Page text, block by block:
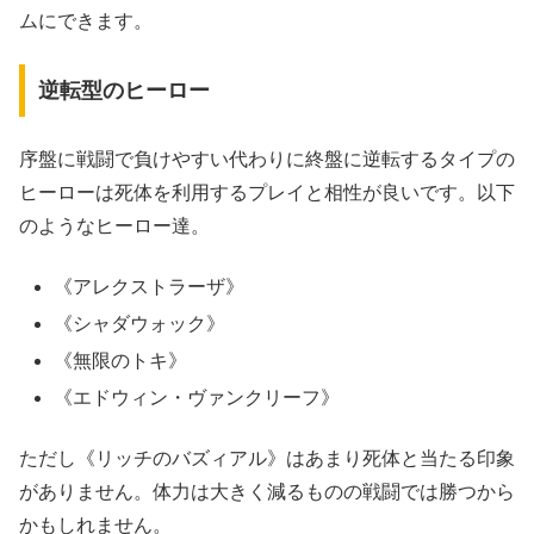
ムにできます。
逆転型のヒーロー
序盤に戦闘で負けやすい代わりに終盤に逆転するタイプの
ヒーローは死体を利用するプレイと相性が良いです。以下
のようなヒーロー達。
《アレクストラーザ》
《シャダウォック》
《無限のトキ》
《エドウィン・ヴァンクリーフ》
ただし《リッチのバズィアル》はあまり死体と当たる印象
がありません。体力は大きく減るものの戦闘では勝つから
かもしれません。